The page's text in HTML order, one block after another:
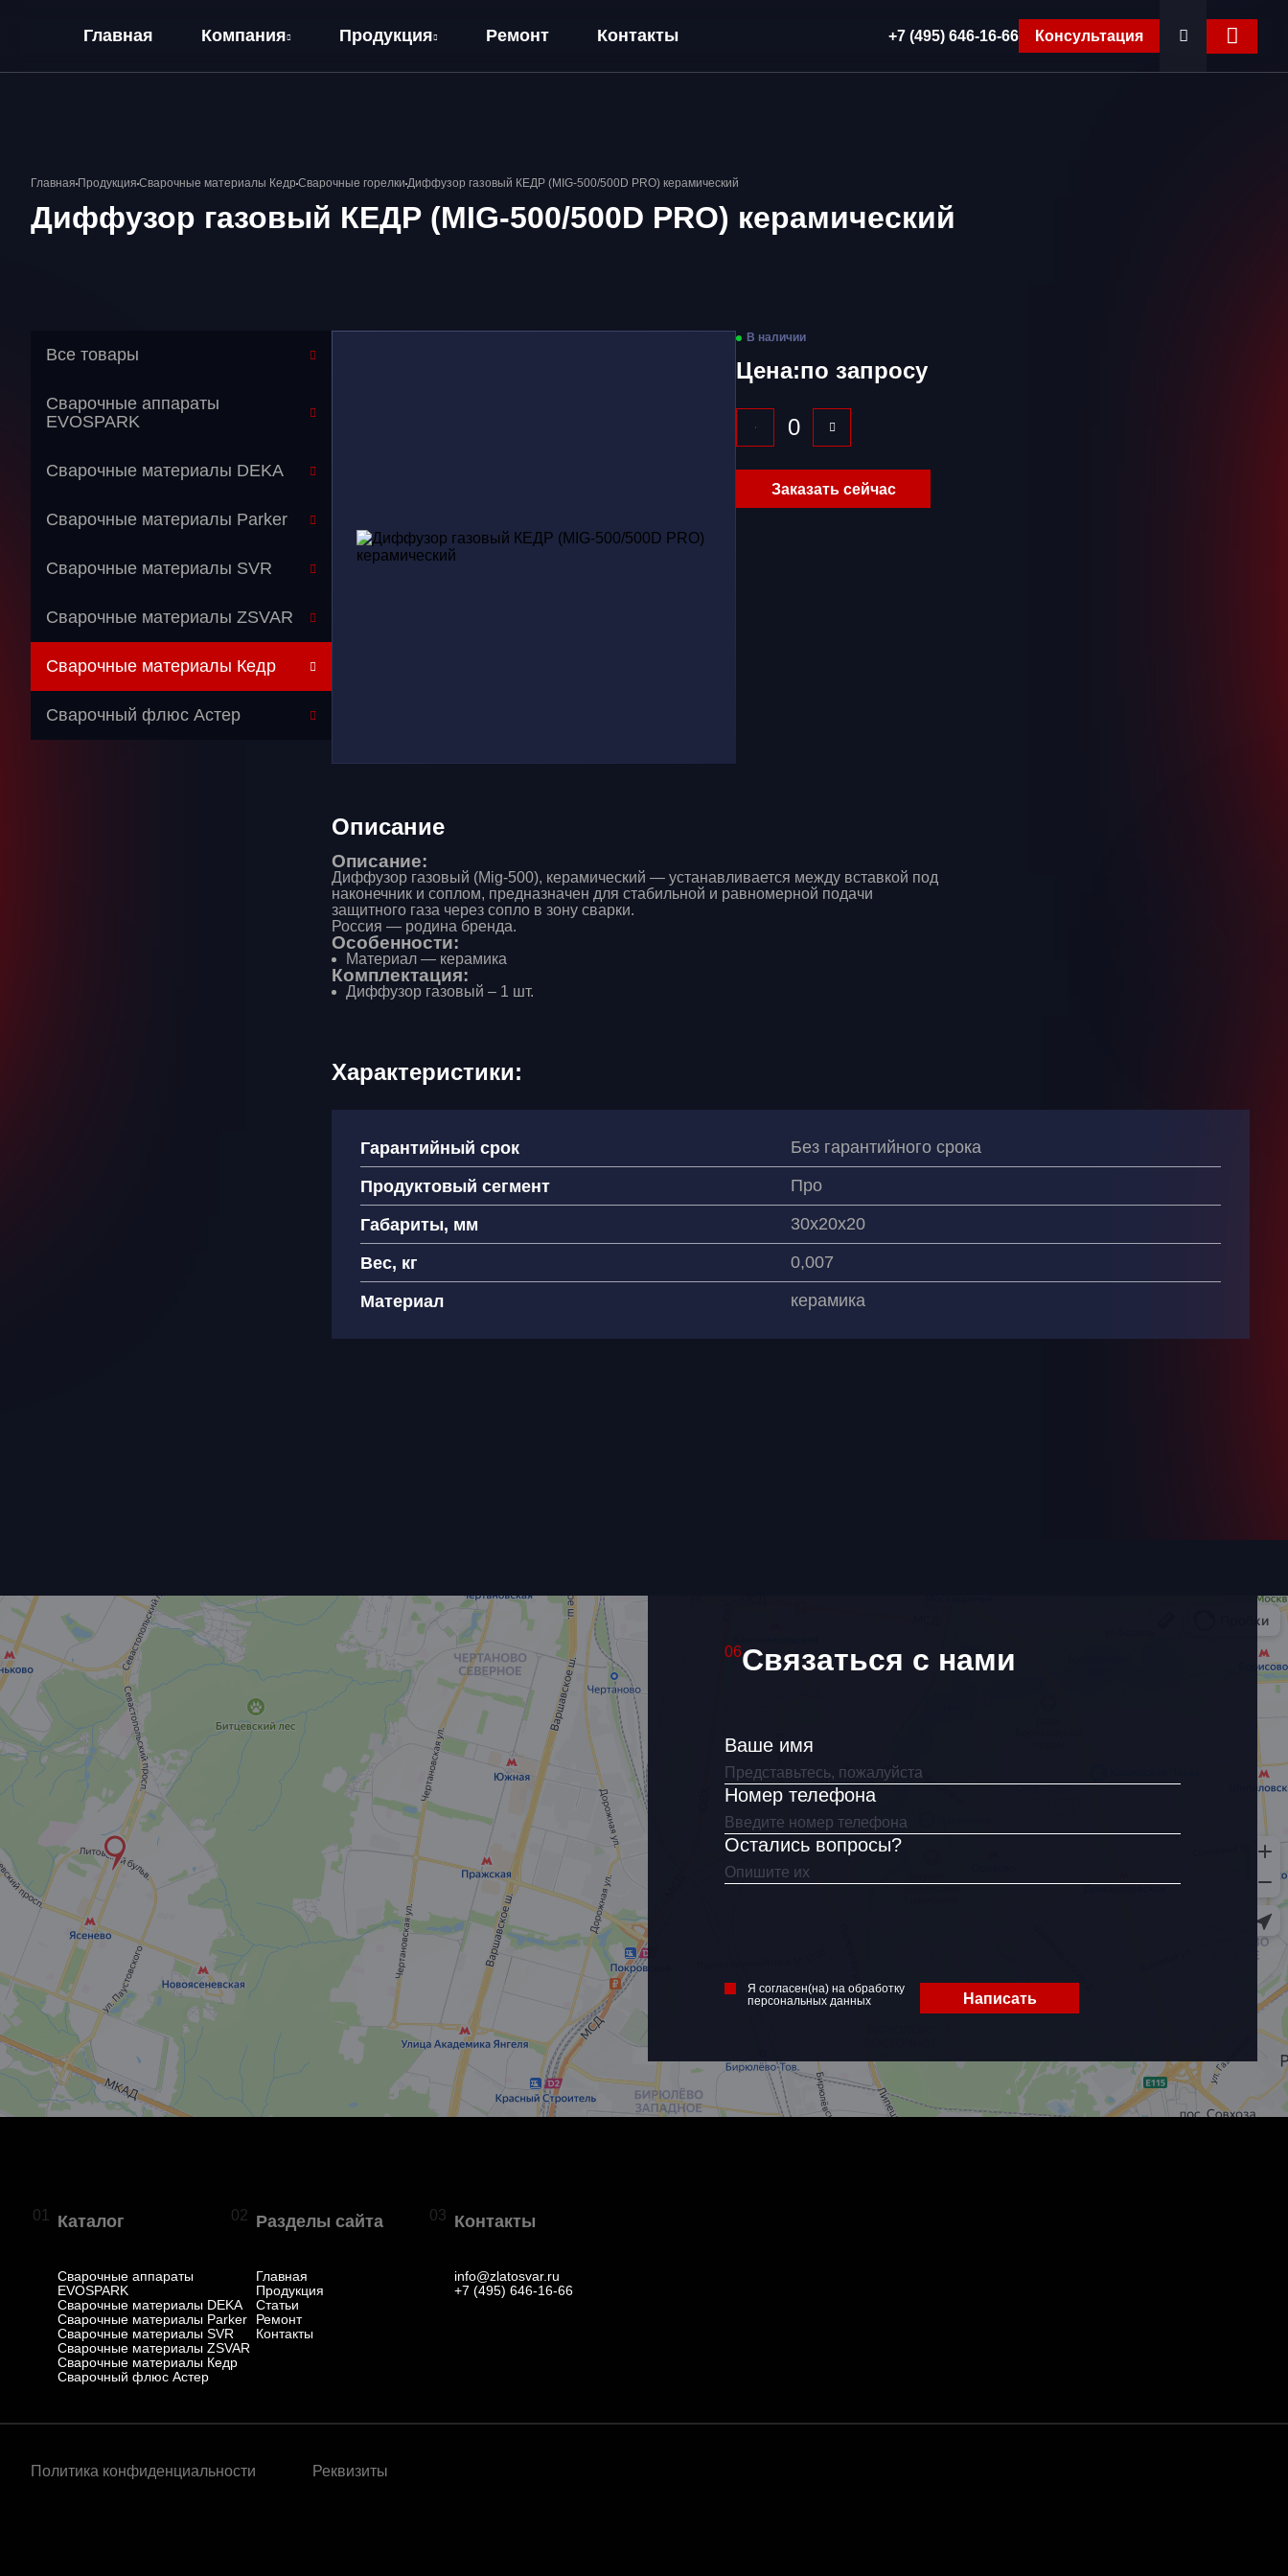
Главная Компания Продукция Ремонт Контакты +7 (495) 646-16-66 Консультация
Главная Продукция Сварочные материалы Кедр Сварочные горелки Диффузор газовый КЕДР (MIG-500/500D PRO) керамический
Диффузор газовый КЕДР (MIG-500/500D PRO) керамический
Все товары
Сварочные аппараты
EVOSPARK
Сварочные материалы DEKA
Сварочные материалы Parker
Сварочные материалы SVR
Сварочные материалы ZSVAR
Сварочные материалы Кедр
Перейти в категорию
Газосварочное оборудование
Сварочный флюс Астер
В наличии
Цена:по запросу
Заказать сейчас
Описание
Описание:
Диффузор газовый (Mig-500), керамический — устанавливается между вставкой под
наконечник и соплом, предназначен для стабильной и равномерной подачи
защитного газа через сопло в зону сварки.
Россия — родина бренда.
Особенности:
Материал — керамика
Комплектация:
Диффузор газовый – 1 шт.
Характеристики:
Гарантийный срок Без гарантийного срока
Продуктовый сегмент Про
Габариты, мм 30х20х20
Вес, кг 0,007
Материал керамика
06Связаться с нами
Ваше имя
Номер телефона
Остались вопросы?
Я согласен(на) на обработку
персональных данных
Написать
Ваше имя
01 Каталог
Сварочные аппараты
EVOSPARK
Сварочные материалы DEKA
Сварочные материалы Parker
Сварочные материалы SVR
Сварочные материалы ZSVAR
Сварочные материалы Кедр
Сварочный флюс Астер
02 Разделы сайта
Главная
Продукция
Статьи
Ремонт
Контакты
03 Контакты
info@zlatosvar.ru
+7 (495) 646-16-66
Политика конфиденциальности Реквизиты